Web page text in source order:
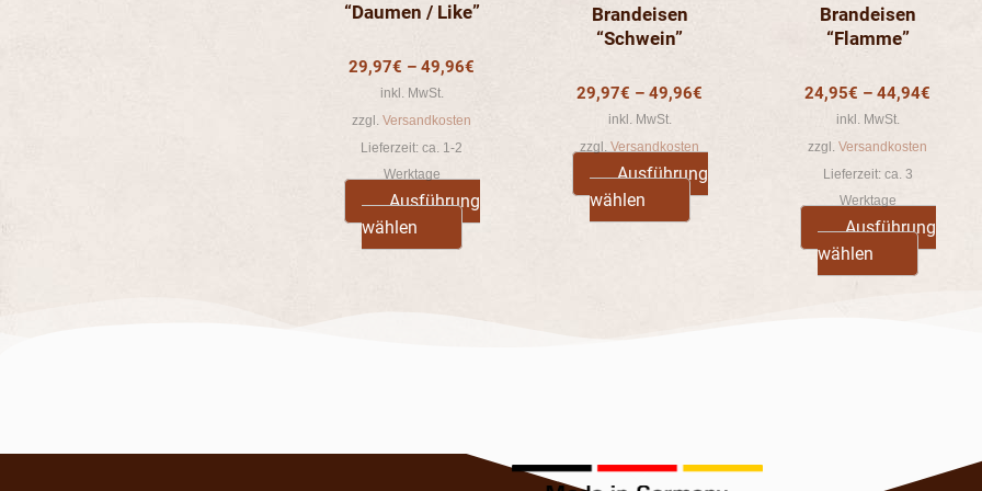
“Daumen / Like”
29,97€ –49,96€
inkl. MwSt.
zzgl.Versandkosten
Lieferzeit:ca. 1-2
Werktage
Ausführung
wählen
Brandeisen
“Schwein”
29,97€ –49,96€
inkl. MwSt.
zzgl.Versandkosten
Ausführung
wählen
Brandeisen
“Flamme”
24,95€ –44,94€
inkl. MwSt.
zzgl.Versandkosten
Lieferzeit: ca. 3
Werktage
Ausführung
wählen